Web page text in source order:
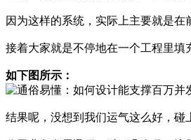
因为这样的系统，实际上主要就是在
接着大家就是不停地在一个工程里填
如下图所示：
结果呢，没想到我们运气这么好，碰